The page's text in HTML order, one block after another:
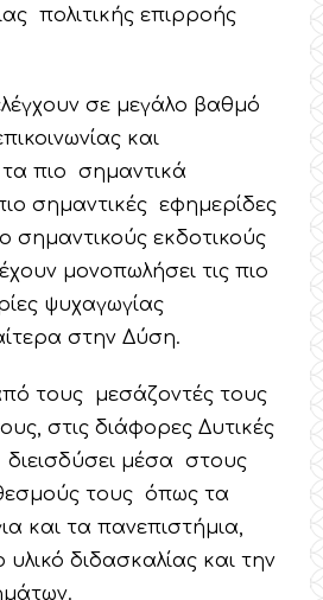
πολιτικής επιρροής
σε μεγάλο βαθμό
και
πιο σημαντικά
σημαντικές εφημερίδες
σημαντικούς εκδοτικούς
μονοπωλήσει τις πιο
ψυχαγωγίας
στην Δύση.
τους μεσάζοντές τους
στις διάφορες Δυτικές
διεισδύσει μέσα στους
τους όπως τα
και τα πανεπιστήμια,
διδασκαλίας και την